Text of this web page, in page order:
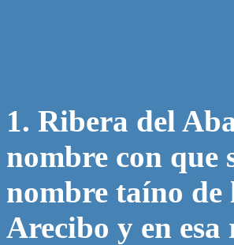
1. Ribera del
nombre con que
nombre taíno de
Arecibo y en